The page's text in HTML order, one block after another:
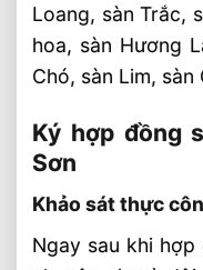
Loang, sàn Trắc,
hoa, sàn Hương
Chó, sàn Lim, sàn
Ký hợp đồng
Sơn
Khảo sát thực
Ngay sau khi